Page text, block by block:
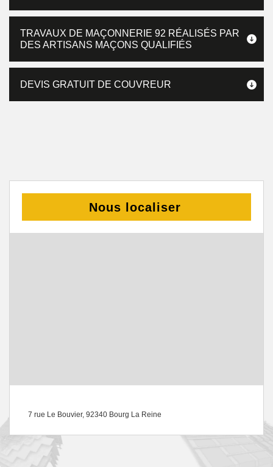
TRAVAUX DE MAÇONNERIE 92 RÉALISÉS PAR
DES ARTISANS MAÇONS QUALIFIÉS
DEVIS GRATUIT DE COUVREUR
Nous localiser
7 rue Le Bouvier, 92340 Bourg La Reine